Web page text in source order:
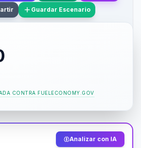
Guardar Escenario
CONTRA FUELECONOMY.GOV
Analizar con IA